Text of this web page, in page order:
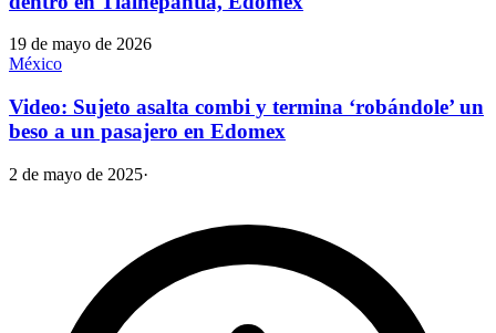
19 de mayo de 2026
México
Video: Sujeto asalta combi y termina ‘robándole’ un
beso a un pasajero en Edomex
2 de mayo de 2025·